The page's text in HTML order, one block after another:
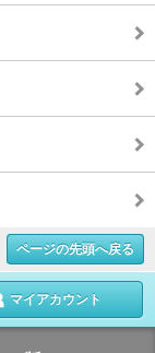
ページの先頭へ戻る
マイアカウント